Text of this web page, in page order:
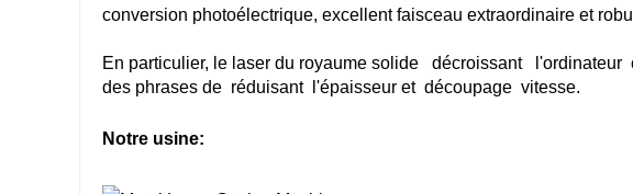
conversion photoélectrique, excellent faisceau extraordinaire et
En particulier, le laser du royaume solide décroissant l'ordinateur
des phrases de réduisant l'épaisseur et découpage vitesse.
Notre usine: